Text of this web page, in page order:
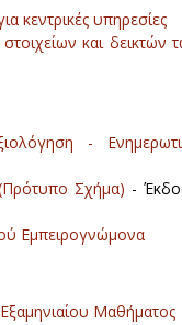
κεντρικές υπηρεσίες
και δεικτών
-
Σχήμα) -
Εμπειρογνώμονα
Μαθήματος